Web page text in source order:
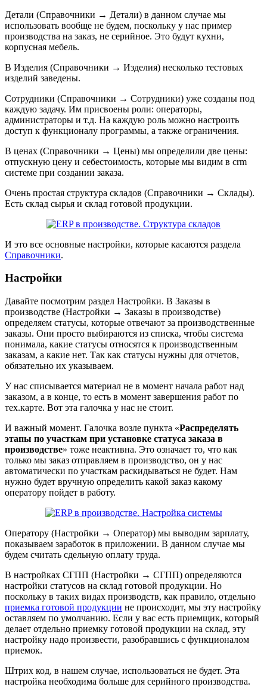
Детали (Справочники → Детали) в данном случае мы
использовать вообще не будем, поскольку у нас пример
производства на заказ, не серийное. Это будут кухни,
корпусная мебель.
В Изделия (Справочники → Изделия) несколько тестовых
изделий заведены.
Сотрудники (Справочники → Сотрудники) уже созданы под
каждую задачу. Им присвоены роли: операторы,
администраторы и т.д. На каждую роль можно настроить
доступ к функционалу программы, а также ограничения.
В ценах (Справочники → Цены) мы определили две цены:
отпускную цену и себестоимость, которые мы видим в crm
системе при создании заказа.
Очень простая структура складов (Справочники → Склады).
Есть склад сырья и склад готовой продукции.
И это все основные настройки, которые касаются раздела
Справочники.
Настройки
Давайте посмотрим раздел Настройки. В Заказы в
производстве (Настройки → Заказы в производстве)
определяем статусы, которые отвечают за производственные
заказы. Они просто выбираются из списка, чтобы система
понимала, какие статусы относятся к производственным
заказам, а какие нет. Так как статусы нужны для отчетов,
обязательно их указываем.
У нас списывается материал не в момент начала работ над
заказом, а в конце, то есть в момент завершения работ по
тех.карте. Вот эта галочка у нас не стоит.
И важный момент. Галочка возле пункта «Распределять
этапы по участкам при установке статуса заказа в
производстве» тоже неактивна. Это означает то, что как
только мы заказ отправляем в производство, он у нас
автоматически по участкам раскидываться не будет. Нам
нужно будет вручную определить какой заказ какому
оператору пойдет в работу.
Оператору (Настройки → Оператор) мы выводим зарплату,
показываем заработок в приложении. В данном случае мы
будем считать сдельную оплату труда.
В настройках СГПП (Настройки → СГПП) определяются
настройки статусов на склад готовой продукции. Но
поскольку в таких видах производств, как правило, отдельно
приемка готовой продукции не происходит, мы эту настройку
оставляем по умолчанию. Если у вас есть приемщик, который
делает отдельно приемку готовой продукции на склад, эту
настройку надо произвести, разобравшись с функционалом
приемок.
Штрих код, в нашем случае, использоваться не будет. Эта
настройка необходима больше для серийного производства.